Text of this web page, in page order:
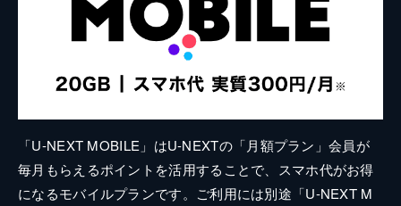
「U-NEXT MOBILE」はU-NEXTの「月額プラン」会員が
毎月もらえるポイントを活用することで、スマホ代がお得
になるモバイルプランです。ご利用には別途「U-NEXT M